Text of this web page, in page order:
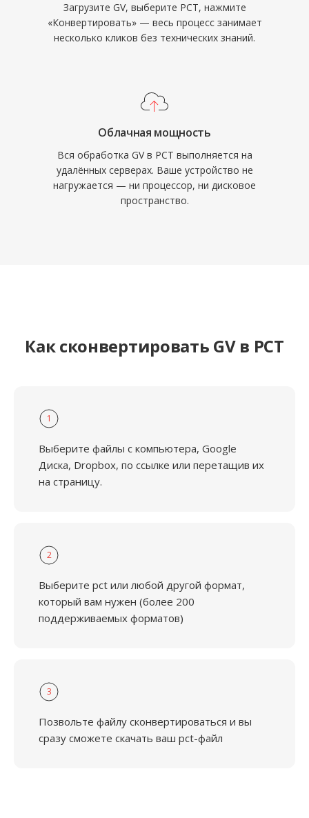
Загрузите GV, выберите PCT, нажмите
«Конвертировать» — весь процесс занимает
несколько кликов без технических знаний.
Облачная мощность
Вся обработка GV в PCT выполняется на
удалённых серверах. Ваше устройство не
нагружается — ни процессор, ни дисковое
пространство.
Как сконвертировать GV в PCT
1
Выберите файлы с компьютера, Google
Диска, Dropbox, по ссылке или перетащив их
на страницу.
2
Выберите pct или любой другой формат,
который вам нужен (более 200
поддерживаемых форматов)
3
Позвольте файлу сконвертироваться и вы
сразу сможете скачать ваш pct-файл